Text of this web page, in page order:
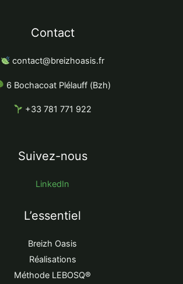
Contact
contact@breizhoasis.fr
6 Bochacoat Plélauff (Bzh)
+33 781 771 922
Suivez-nous
LinkedIn
L’essentiel
Breizh Oasis
Réalisations
Méthode LEBOSQ®